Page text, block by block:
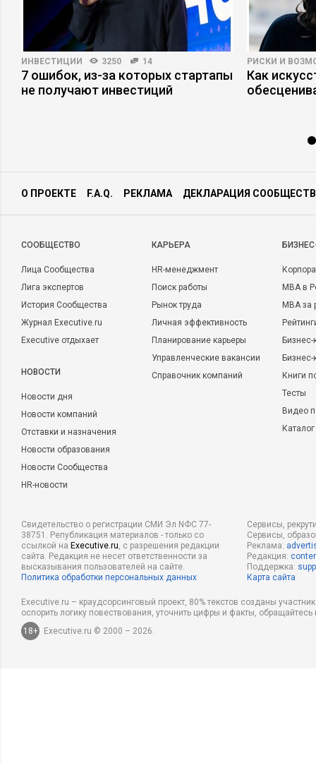
ИНВЕСТИЦИИ 3250 14
7 ошибок, из-за которых стартапы
не получают инвестиций
РИСКИ И
Как
О ПРОЕКТЕ F.A.Q. РЕКЛАМА ДЕКЛАРАЦИЯ
CООБЩЕСТВО
Лица Сообщества
Лига экспертов
История Сообщества
Журнал Executive.ru
Executive отдыхает
НОВОСТИ
Новости дня
Новости компаний
Отставки и назначения
Новости образования
Новости Сообщества
HR-новости
КАРЬЕРА
HR-менеджмент
Поиск работы
Рынок труда
Личная эффективность
Планирование карьеры
Управленческие вакансии
Справочник компаний
MBA в
MBA
Бизнес-
Книги
Тесты
Видео
Свидетельство о регистрации СМИ Эл NФС 77-
38751. Републикация материалов - только со
ссылкой на Executive.ru, с разрешения редакции
сайта. Редакция не несет ответственности за
высказывания пользователей на сайте.
Политика обработки персональных данных
Сервисы,
Сервисы,
Реклама:
Редакция:
Поддержка:
Карта сайта
Executive.ru – краудсорсинговый проект, 80% текстов созданы
оспорить логику повествования, уточнить цифры и факты,
18+
Executive.ru © 2000 – 2026.